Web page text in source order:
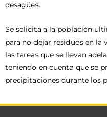
desagües.
Se solicita a la población
para no dejar residuos en la
las tareas que se llevan
teniendo en cuenta que se
precipitaciones durante los